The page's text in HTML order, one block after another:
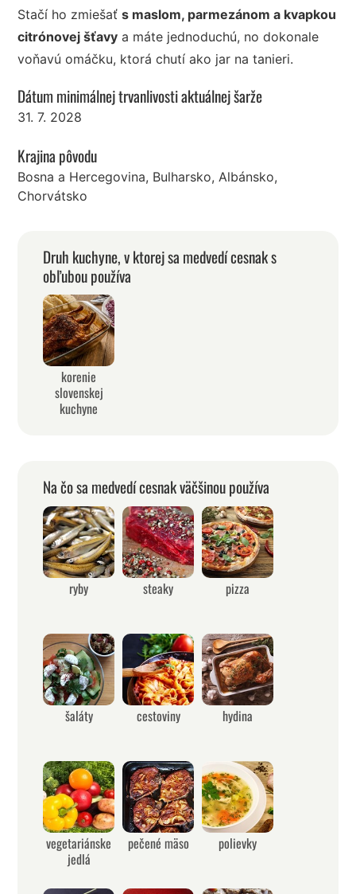
Stačí ho zmiešaťs maslom, parmezánom a kvapkou
citrónovej šťavy a máte jednoduchú, no dokonale
voňavú omáčku, ktorá chutí ako jar na tanieri.
Dátum minimálnej trvanlivosti aktuálnej šarže
31. 7. 2028
Krajina pôvodu
Bosna a Hercegovina, Bulharsko, Albánsko,
Chorvátsko
Druh kuchyne, v ktorej sa medvedí cesnak s
obľubou používa
korenie
slovenskej
kuchyne
Na čo sa medvedí cesnak väčšinou používa
ryby steaky pizza
šaláty cestoviny hydina
vegetariánske
jedlá
pečené mäso polievky